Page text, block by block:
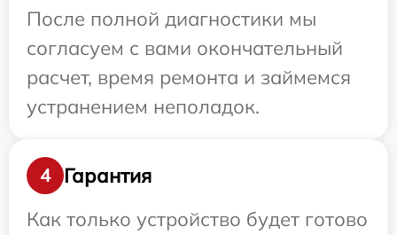
После полной диагностики мы
согласуем с вами окончательный
расчет, время ремонта и займемся
устранением неполадок.
4
Гарантия
Как только устройство будет готово